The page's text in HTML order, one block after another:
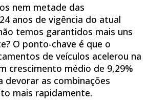
nem metade das
anos de vigência do atual
temos garantidos mais uns
O ponto-chave é que o
de veículos acelerou na
crescimento médio de 9,29%
devorar as combinações
mais rapidamente.